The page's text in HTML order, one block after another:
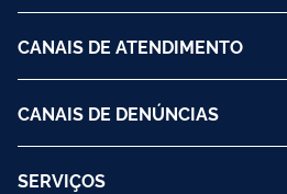
CANAIS DE ATENDIMENTO
CANAIS DE DENÚNCIAS
SERVIÇOS